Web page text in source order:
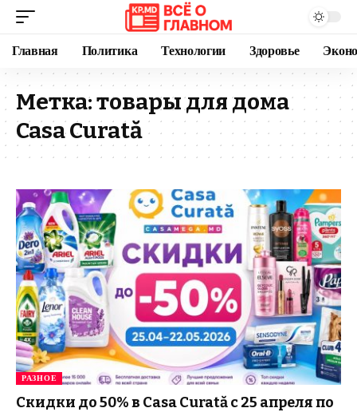
Главная Политика Технологии Здоровье
Метка:товары для дома
Casa Curată
РАЗНОЕ
Скидки до 50% в Casa Curată с 25 апреля по